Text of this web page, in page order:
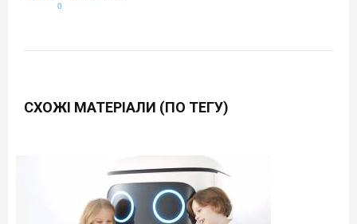
0
СХОЖІ МАТЕРІАЛИ (ПО ТЕГУ)